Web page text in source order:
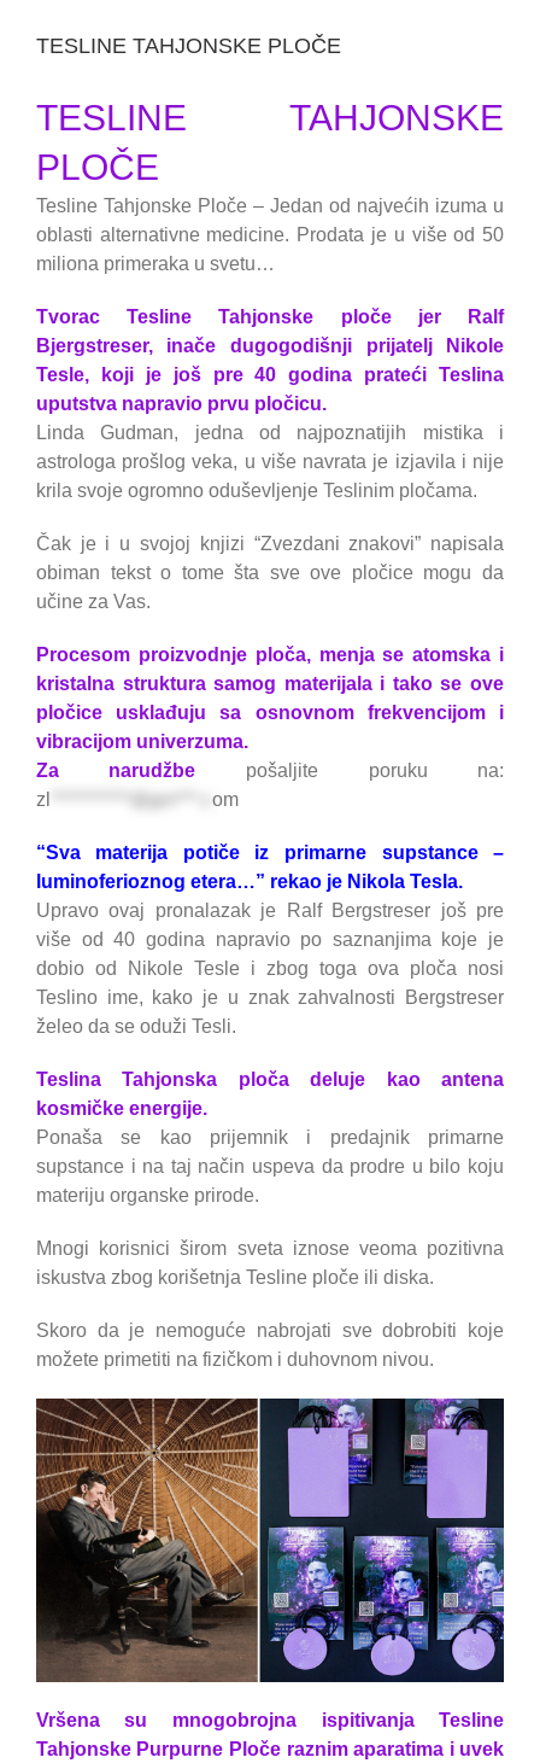
TESLINE TAHJONSKE PLOČE
TESLINE TAHJONSKE
PLOČE
Tesline Tahjonske Ploče – Jedan od najvećih izuma u
oblasti alternativne medicine. Prodata je u više od 50
miliona primeraka u svetu…
Tvorac Tesline Tahjonske ploče jer Ralf
Bjergstreser, inače dugogodišnji prijatelj Nikole
Tesle, koji je još pre 40 godina prateći Teslina
uputstva napravio prvu pločicu.
Linda Gudman, jedna od najpoznatijih mistika i
astrologa prošlog veka, u više navrata je izjavila i nije
krila svoje ogromno oduševljenje Teslinim pločama.
Čak je i u svojoj knjizi “Zvezdani znakovi” napisala
obiman tekst o tome šta sve ove pločice mogu da
učine za Vas.
Procesom proizvodnje ploča, menja se atomska i
kristalna struktura samog materijala i tako se ove
pločice usklađuju sa osnovnom frekvencijom i
vibracijom univerzuma.
Za narudžbe pošaljite poruku na:
zl
om
“Sva materija potiče iz primarne supstance –
luminoferioznog etera…” rekao je Nikola Tesla.
Upravo ovaj pronalazak je Ralf Bergstreser još pre
više od 40 godina napravio po saznanjima koje je
dobio od Nikole Tesle i zbog toga ova ploča nosi
Teslino ime, kako je u znak zahvalnosti Bergstreser
želeo da se oduži Tesli.
Teslina Tahjonska ploča deluje kao antena
kosmičke energije.
Ponaša se kao prijemnik i predajnik primarne
supstance i na taj način uspeva da prodre u bilo koju
materiju organske prirode.
Mnogi korisnici širom sveta iznose veoma pozitivna
iskustva zbog korišetnja Tesline ploče ili diska.
Skoro da je nemoguće nabrojati sve dobrobiti koje
možete primetiti na fizičkom i duhovnom nivou.
Vršena su mnogobrojna ispitivanja Tesline
Tahjonske Purpurne Ploče raznim aparatima i uvek